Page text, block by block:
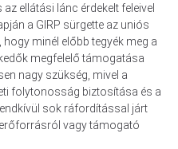
ellátási lánc érdekelt feleivel
a GIRP sürgette az uniós
minél előbb tegyék meg a
megfelelő támogatása
nagy szükség, mivel a
folytonosság biztosítása és a
sok ráfordítással járt
vagy támogató